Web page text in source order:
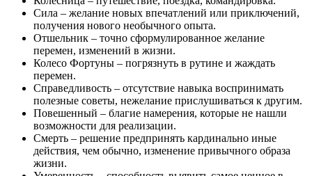
Сила – желание новых впечатлений или приключений,
получения нового необычного опыта.
Отшельник – точно сформулированное желание
перемен, изменений в жизни.
Колесо Фортуны – погрязнуть в рутине и жаждать
перемен.
Справедливость – отсутствие навыка воспринимать
полезные советы, нежелание прислушиваться к другим.
Повешенный – благие намерения, которые не нашли
возможности для реализации.
Смерть – решение предпринять кардинально иные
действия, чем обычно, изменение привычного образа
жизни.